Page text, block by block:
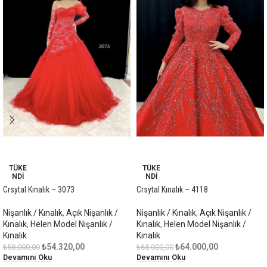
TÜKE
NDI
Crsytal Kınalık – 3073
Nişanlık / Kınalık, Açık Nişanlık /
Kınalık, Helen Model Nişanlık /
Kınalık
₺58.000,00 ₺54.320,00
Devamını Oku
TÜKE
NDI
Crsytal Kınalık – 4118
Nişanlık / Kınalık, Açık Nişanlık /
Kınalık, Helen Model Nişanlık /
Kınalık
₺65.000,00 ₺64.000,00
Devamını Oku